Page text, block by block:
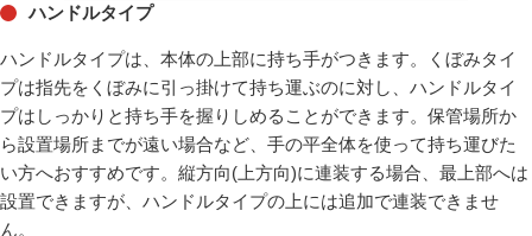
ハンドルタイプ
ハンドルタイプは、本体の上部に持ち手がつきます。くぼみタイ
プは指先をくぼみに引っ掛けて持ち運ぶのに対し、ハンドルタイ
プはしっかりと持ち手を握りしめることができます。保管場所か
ら設置場所までが遠い場合など、手の平全体を使って持ち運びた
い方へおすすめです。縦方向(上方向)に連装する場合、最上部へは
設置できますが、ハンドルタイプの上には追加で連装できませ
ん。